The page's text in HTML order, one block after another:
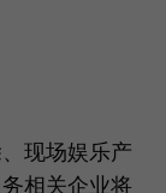
现场娱乐产
相关企业将